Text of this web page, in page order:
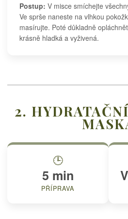
Postup: V misce smíchejte
Ve sprše naneste na vlhkou
masírujte. Poté důkladně
krásně hladká a vyživená.
2.
🕒
5 min
PŘÍPRAVA